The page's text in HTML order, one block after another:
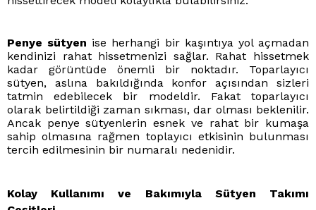
Penye sütyen ise herhangi bir kaşıntıya yol açmadan
kendinizi rahat hissetmenizi sağlar. Rahat hissetmek
kadar görüntüde önemli bir noktadır. Toparlayıcı
sütyen, aslına bakıldığında konfor açısından sizleri
tatmin edebilecek bir modeldir. Fakat toparlayıcı
olarak belirtildiği zaman sıkması, dar olması beklenilir.
Ancak penye sütyenlerin esnek ve rahat bir kumaşa
sahip olmasına rağmen toplayıcı etkisinin bulunması
tercih edilmesinin bir numaralı nedenidir.
Kolay Kullanımı ve Bakımıyla Sütyen Takımı